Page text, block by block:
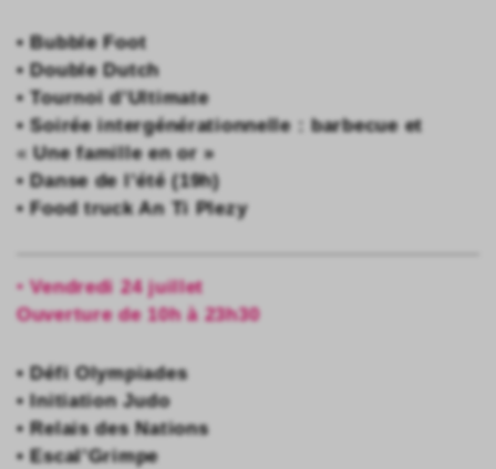
• Bubble Foot
• Double Dutch
• Tournoi d’Ultimate
• Soirée intergénérationnelle : barbecue et
«Une famille en or »
• Danse de l’été (19h)
• Food truck An Ti Plezy
•Vendredi 24 juillet
Ouverture de 10h à 23h30
• Défi Olympiades
• Initiation Judo
• Relais des Nations
• Escal’Grimpe